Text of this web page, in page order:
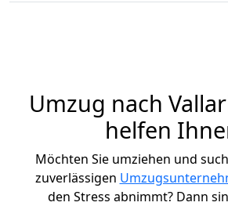
Umzug nach
helfen
Möchten Sie umziehen und
zuverlässigen
den Stress abnimmt? Dann